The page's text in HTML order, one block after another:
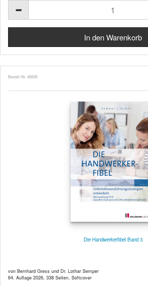
Bestell-Nr. 49209
Die Handwerkerfibel Band 3
von Bernhard Gress und Dr. Lothar Semper
64. Auflage 2026, 338 Seiten, Softcover